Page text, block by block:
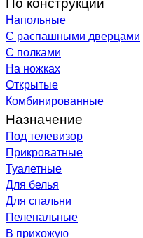
Напольные
С распашными дверцами
С полками
На ножках
Открытые
Комбинированные
Назначение
Под телевизор
Прикроватные
Туалетные
Для белья
Для спальни
Пеленальные
В прихожую